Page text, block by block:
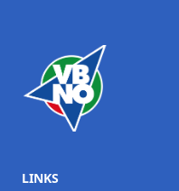
LINKS